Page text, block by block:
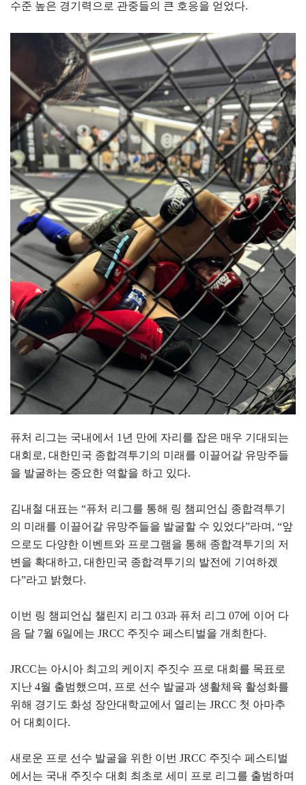
수준 높은 경기력으로 관중들의 큰 호응을 얻었다.
퓨처 리그는 국내에서 1년 만에 자리를 잡은 매우 기대되는
대회로, 대한민국 종합격투기의 미래를 이끌어갈 유망주들
을 발굴하는 중요한 역할을 하고 있다.
김내철 대표는 “퓨처 리그를 통해 링 챔피언십 종합격투기
의 미래를 이끌어갈 유망주들을 발굴할 수 있었다”라며, “앞
으로도 다양한 이벤트와 프로그램을 통해 종합격투기의 저
변을 확대하고, 대한민국 종합격투기의 발전에 기여하겠
다”라고 밝혔다.
이번 링 챔피언십 챌린지 리그 03과 퓨처 리그 07에 이어 다
음 달 7월 6일에는 JRCC 주짓수 페스티벌을 개최한다.
JRCC는 아시아 최고의 케이지 주짓수 프로 대회를 목표로
지난 4월 출범했으며, 프로 선수 발굴과 생활체육 활성화를
위해 경기도 화성 장안대학교에서 열리는 JRCC 첫 아마추
어 대회이다.
새로운 프로 선수 발굴을 위한 이번 JRCC 주짓수 페스티벌
에서는 국내 주짓수 대회 최초로 세미 프로 리그를 출범하며